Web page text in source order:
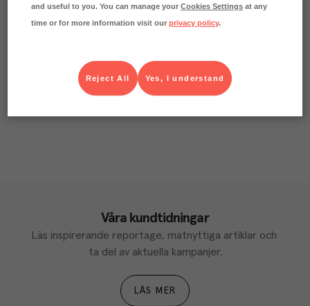
Våra kundtidningar
Läs inspirerande reportage, matnyttiga artiklar och
ta del av aktuella kampanjer.
LÄS MER
and useful to you. You can manage yourCookies Settings at any
time or for more information visit ourprivacy policy.
Yes, I understand
Reject All